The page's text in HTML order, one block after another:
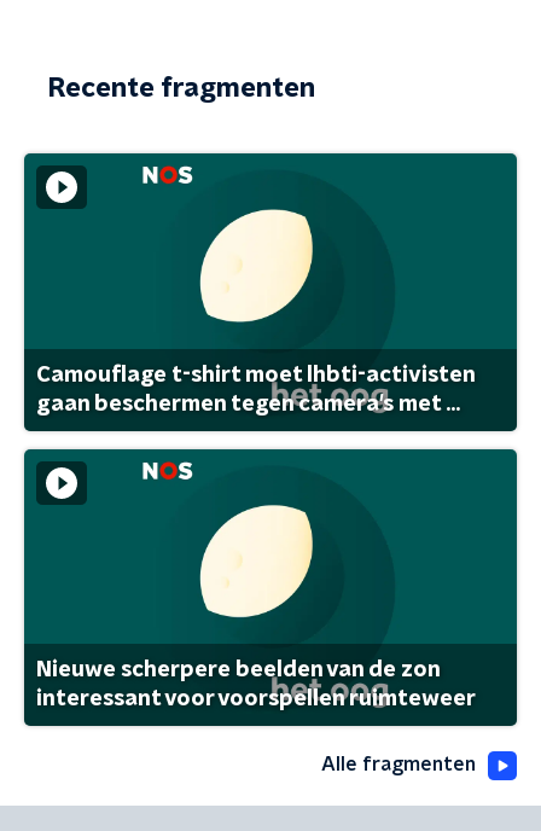
Recente fragmenten
Camouflage t-shirt moet lhbti-activisten
gaan beschermen tegen camera's met ...
Nieuwe scherpere beelden van de zon
interessant voor voorspellen ruimteweer
Alle fragmenten